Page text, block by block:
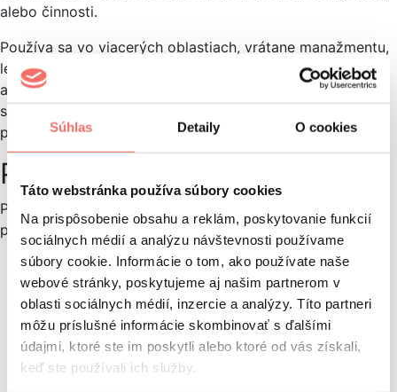
Súhlas Detaily O cookies
Táto webstránka používa súbory cookies
Na prispôsobenie obsahu a reklám, poskytovanie funkcií
sociálnych médií a analýzu návštevnosti používame
súbory cookie. Informácie o tom, ako používate naše
webové stránky, poskytujeme aj našim partnerom v
oblasti sociálnych médií, inzercie a analýzy. Títo partneri
môžu príslušné informácie skombinovať s ďalšími
údajmi, ktoré ste im poskytli alebo ktoré od vás získali,
keď ste používali ich služby.
alebo činnosti.
Používa sa vo viacerých oblastiach, vrátane manažmentu,
leteckej dopravy, zdravotníctva, inžinierstva,
ale aj v každodennom živote. Checklisty môžu byť
statické, s pevne stanovenými bodmi, alebo dynamické,
prispôsobiteľné podľa potrieb situácie.
Príklad
Predstavme si jednoduchý príklad checklistu
pre organizáciu oslavy:
Vybrať dátum a čas oslavy.
Vybrať miesto konania.
Pripraviť zoznam hostí.
Poslať pozvánky.
Naplánovať občerstvenie.
Objednať alebo pripraviť tortu.